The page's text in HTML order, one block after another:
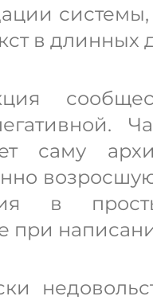
системы,
в длинных
саму
в
при